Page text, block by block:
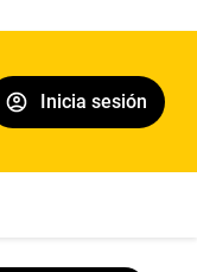
Inicia sesión